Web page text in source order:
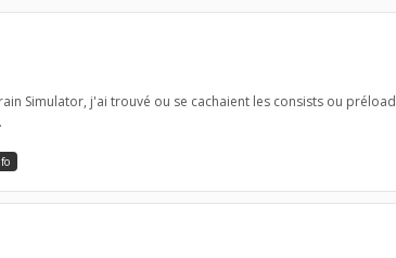
Simulator, j'ai trouvé ou se cachaient les consists ou